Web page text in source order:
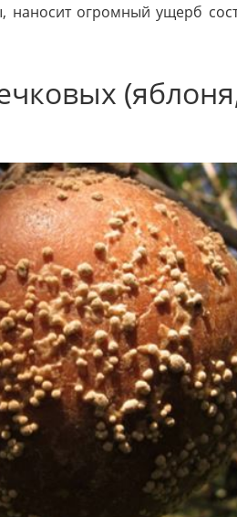
наносит огромный ущерб